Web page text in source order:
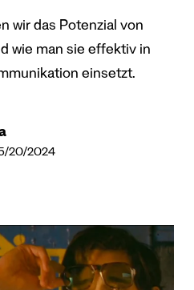
wir das Potenzial von
wie man sie effektiv in
einsetzt.
20/2024